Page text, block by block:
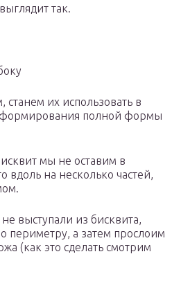
так.
станем их использовать в
формирования полной формы
мы не оставим в
вдоль на несколько частей,
выступали из бисквита,
периметру, а затем прослоим
(как это сделать смотрим